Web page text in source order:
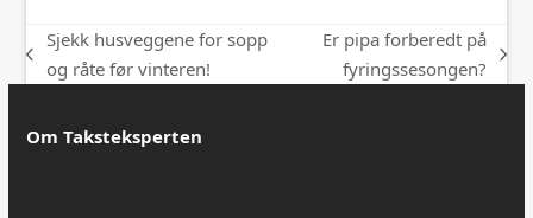
previous
Sjekk husveggene for sopp
og råte før vinteren!
Er pipa forberedt på
fyringssesongen?
Om Taksteksperten